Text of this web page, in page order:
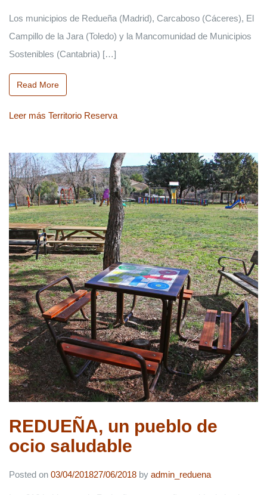
Los municipios de Redueña (Madrid), Carcaboso (Cáceres), El
Campillo de la Jara (Toledo) y la Mancomunidad de Municipios
Sostenibles (Cantabria) […]
Read More
Leer más Territorio Reserva
REDUEÑA, un pueblo de
ocio saludable
Posted on 03/04/201827/06/2018 by admin_reduena